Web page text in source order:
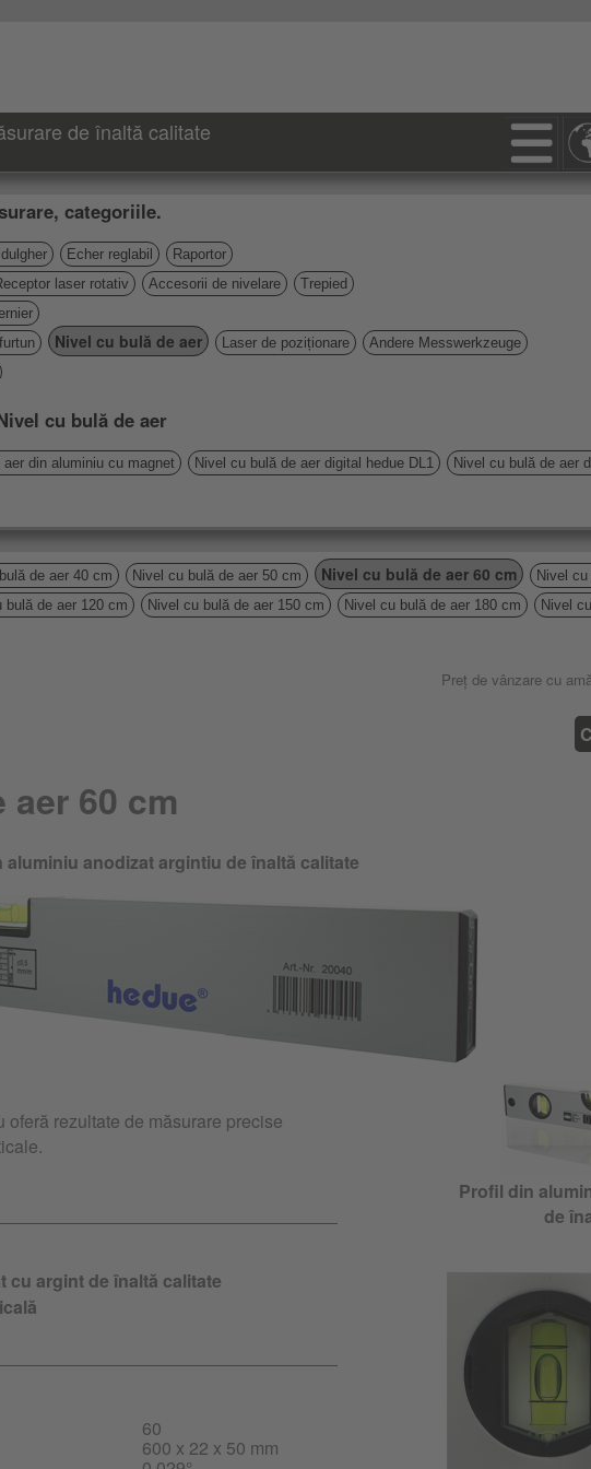
de înaltă calitate
categoriile.
Echer reglabil
Raportor
laser rotativ Accesorii de nivelare
Trepied
Nivel cu bulă de aer Laser de poziționare
Andere Messwerkzeuge
cu bulă de aer
aer din aluminiu cu magnet Nivel cu bulă de aer digital hedue DL1
Nivel cu bulă de aer
de aer 40 cm Nivel cu bulă de aer 50 cm Nivel cu bulă de aer 60 cm
Nivel
bulă de aer 120 cm Nivel cu bulă de aer 150 cm Nivel cu bulă de aer 180 cm Nivel
Preț de vânzare cu
60 cm
anodizat argintiu de înaltă calitate
rezultate de măsurare precise
cu argint de înaltă calitate
60
600 x 22 x 50 mm
Profil din
de